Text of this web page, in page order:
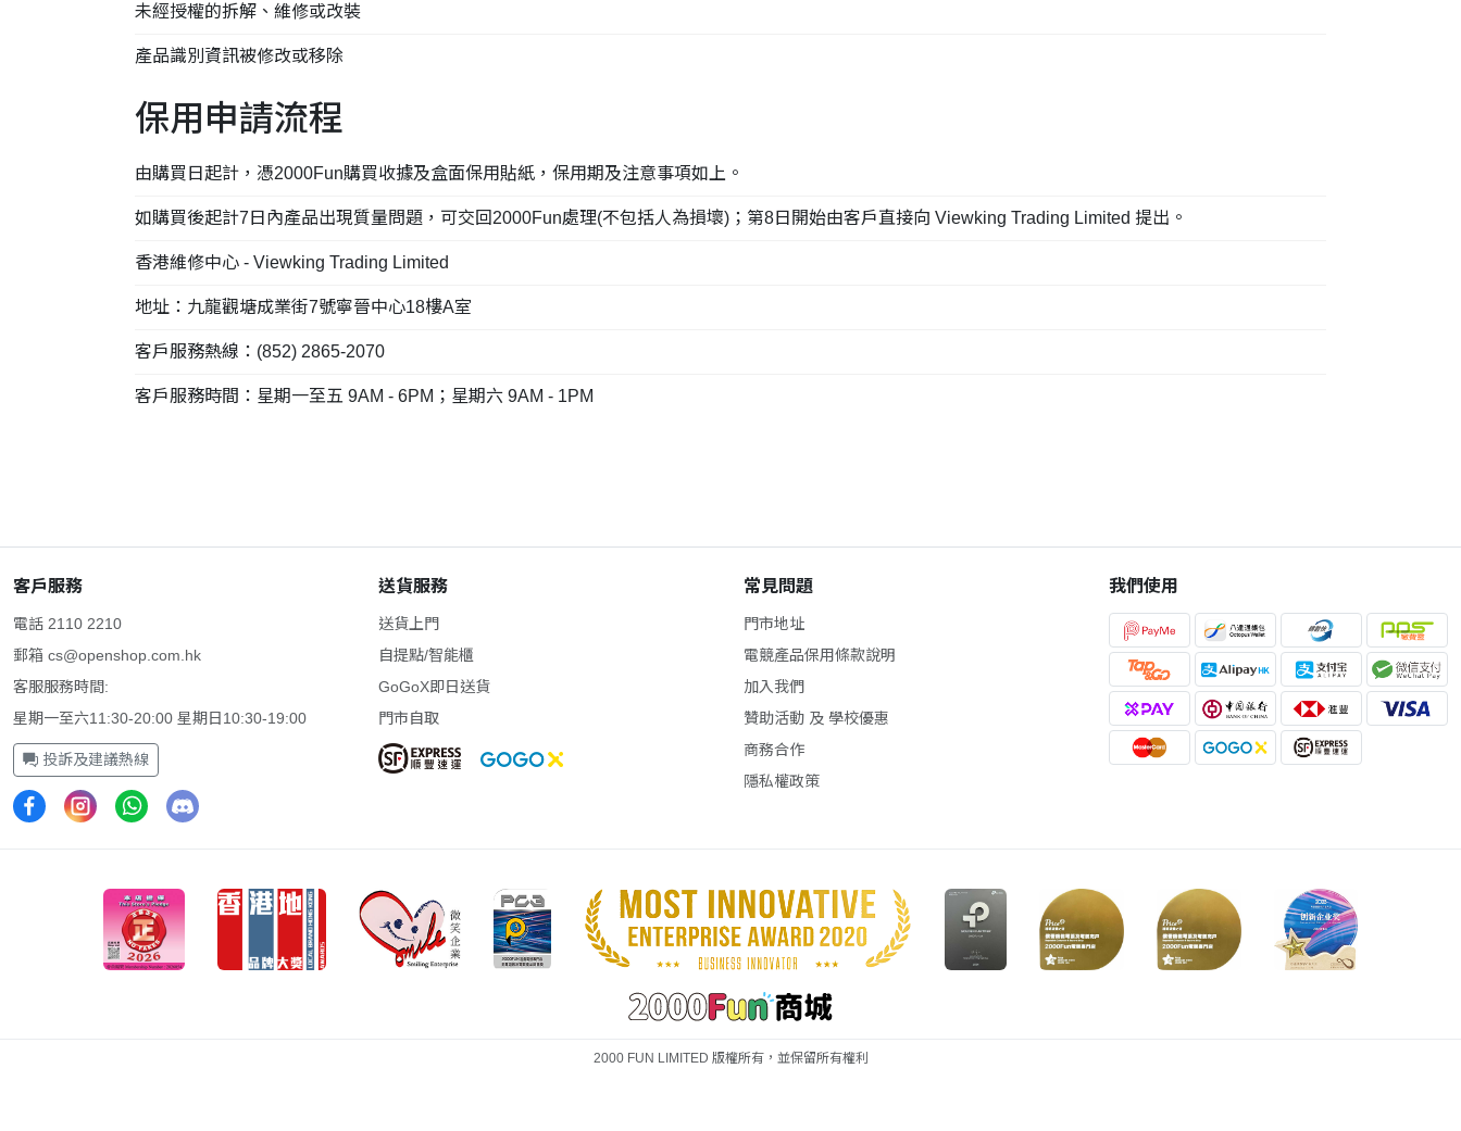
未經授權的拆解、維修或改裝
產品識別資訊被修改或移除
保用申請流程
由購買日起計，憑2000Fun購買收據及盒面保用貼紙，保用期及注意事項如上。
如購買後起計7日內產品出現質量問題，可交回2000Fun處理(不包括人為損壞)；第8日開始由客戶直接向 Viewking Trading Limited 提出。
香港維修中心 - Viewking Trading Limited
地址：九龍觀塘成業街7號寧晉中心18樓A室
客戶服務熱線：(852) 2865-2070
客戶服務時間：星期一至五 9AM - 6PM；星期六 9AM - 1PM
客戶服務
電話 2110 2210
郵箱 cs@openshop.com.hk
客服服務時間:
星期一至六11:30-20:00 星期日10:30-19:00
投訴及建議熱線
送貨服務
送貨上門
自提點/智能櫃
GoGoX即日送貨
門市自取
常見問題
門市地址
電競產品保用條款說明
加入我們
贊助活動 及 學校優惠
商務合作
隱私權政策
我們使用
2000 FUN LIMITED 版權所有，並保留所有權利